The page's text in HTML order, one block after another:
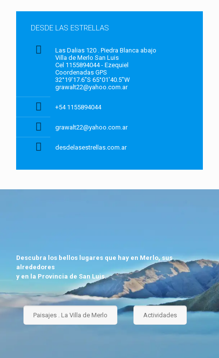
DESDE LAS ESTRELLAS
Las Dalias 120 . Piedra Blanca abajo
Villa de Merlo San Luis
Cel 1155894044 - Ezequiel
Coordenadas GPS
32°19'17.6"S 65°01'40.5"W
grawalt22@yahoo.com.ar
+54 1155894044
grawalt22@yahoo.com.ar
desdelasestrellas.com.ar
Descubra los bellos lugares que hay en Merlo, sus
alrededores
y en la Provincia de San Luis.
Paisajes . La Villa de Merlo Actividades